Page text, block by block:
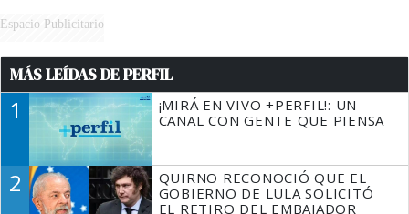
Espacio Publicitario
MÁS LEÍDAS DE PERFIL
1
¡MIRÁ EN VIVO +PERFIL!: UN
CANAL CON GENTE QUE PIENSA
2
QUIRNO RECONOCIÓ QUE EL
GOBIERNO DE LULA SOLICITÓ
EL RETIRO DEL EMBAJADOR